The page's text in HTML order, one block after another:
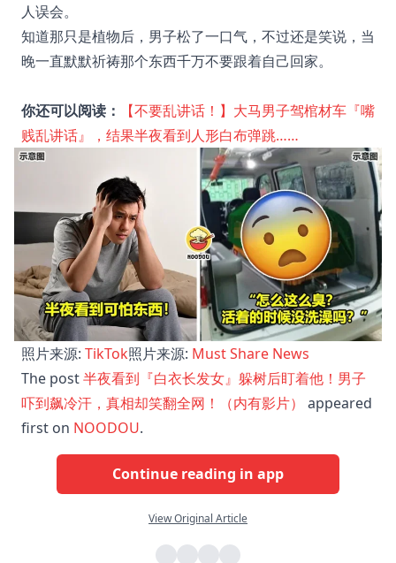
人误会。
知道那只是植物后，男子松了一口气，不过还是笑说，当
晚一直默默祈祷那个东西千万不要跟着自己回家。
你还可以阅读：
【不要乱讲话！】大马男子驾棺材车『嘴
贱乱讲话』，结果半夜看到人形白布弹跳……
照片来源: TikTok照片来源: Must Share News
The post半夜看到『白衣长发女』躲树后盯着他！男子
吓到飙冷汗，真相却笑翻全网！（内有影片）
appeared
first on NOODOU.
Continue reading in app
View Original Article